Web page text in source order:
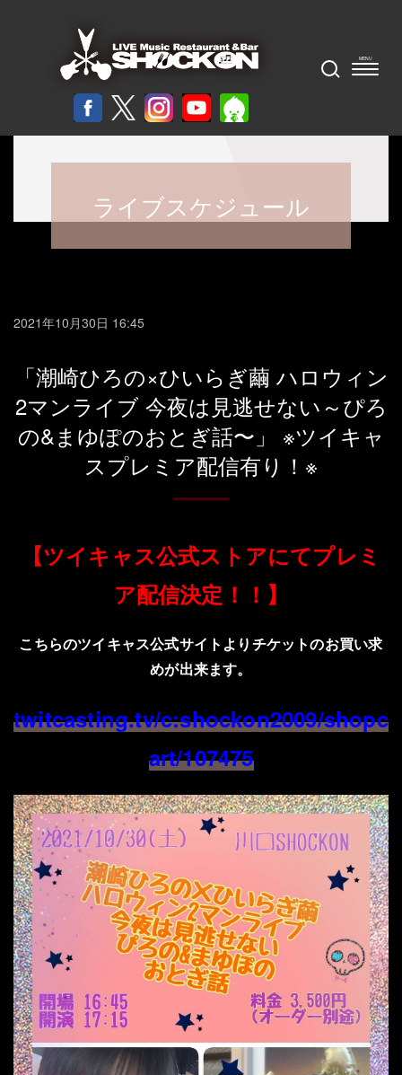
ライブスケジュール
2021年10月30日 16:45
「潮崎ひろの×ひいらぎ繭 ハロウィン
2マンライブ 今夜は見逃せない～ぴろ
の&まゆぽのおとぎ話〜」 ※ツイキャ
スプレミア配信有り！※
【ツイキャス公式ストアにてプレミ
ア配信決定！！】
こちらのツイキャス公式サイトよりチケットのお買い求
めが出来ます。
twitcasting.tv/c:shockon2009/shopc
art/107475